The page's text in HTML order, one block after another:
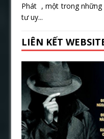
Phát , một trong những
tư uy...
LIÊN KẾT